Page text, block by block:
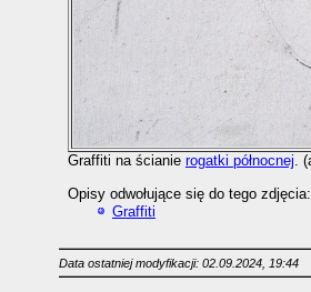
Graffiti na ścianie rogatki północnej .
Opisy odwołujące się do tego zdjęcia:
Graffiti
Data ostatniej modyfikacji: 02.09.2024, 19:44